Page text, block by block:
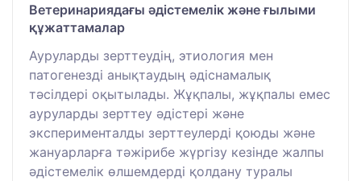
Ветеринариядағы әдістемелік және ғылыми
құжаттамалар
Ауруларды зерттеудің, этиология мен
патогенезді анықтаудың әдіснамалық
тәсілдері оқытылады. Жұқпалы, жұқпалы емес
ауруларды зерттеу әдістері және
эксперименталды зерттеулерді қоюды және
жануарларға тәжірибе жүргізу кезінде жалпы
әдістемелік өлшемдерді қолдану туралы